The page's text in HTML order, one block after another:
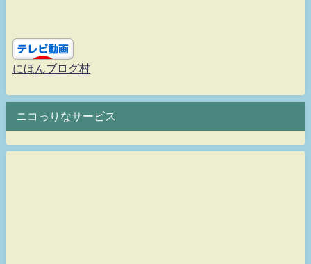
にほんブログ村
ニコっりなサービス